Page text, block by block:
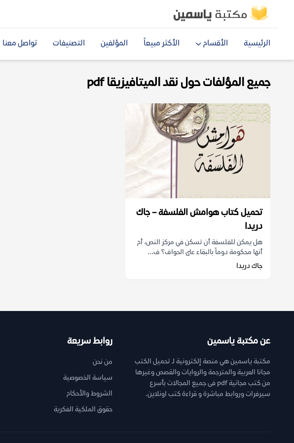
الرئيسية الأقسام الأكثر مبيعاً المؤلفين التصنيفات تواصل معنا
جميع المؤلفات حول نقد الميتافيزيقا pdf
تحميل كتاب هوامش الفلسفة – جاك
دريدا
هل يمكن للفلسفة أن تسكن في مركز النص، أم
أنها محكومة دوماً بالبقاء على الحواف؟ ف...
جاك دريدا
عن مكتبة ياسمين
مكتبة ياسمين هي منصة إلكترونية لـ تحميل الكتب
مجانا العربية والمترجمة والروايات والقصص وغيرها
من كتب مجانية pdf فى جميع المجالات بأسرع
سيرفرات وروابط مباشرة و قراءة كتب اونلاين.
روابط سريعة
من نحن
سياسة الخصوصية
الشروط والأحكام
حقوق الملكية الفكرية